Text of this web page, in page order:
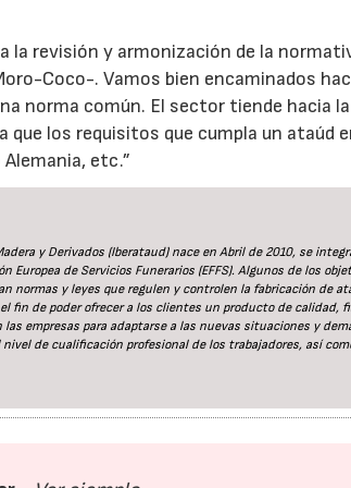
la revisión y armonización de la
Coco-. Vamos bien encaminados
norma común. El sector tiende hacia
los requisitos que cumpla un ataúd
etc.”
y Derivados (Iberataud) nace en Abril de 2010, se
Europea de Servicios Funerarios (EFFS). Algunos de los
normas y leyes que regulen y controlen la fabricación de
fin de poder ofrecer a los clientes un producto de calidad,
empresas para adaptarse a las nuevas situaciones y
de cualificación profesional de los trabajadores, así